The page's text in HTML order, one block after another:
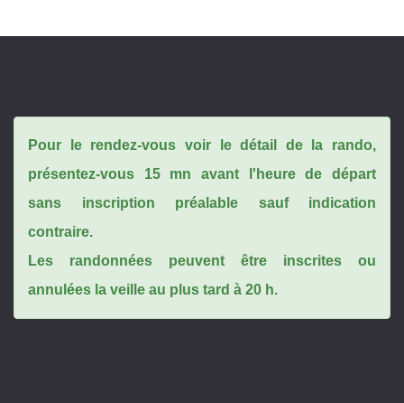
Pour le rendez-vous voir le détail de la rando,
présentez-vous 15 mn avant l'heure de départ
sans inscription préalable sauf indication
contraire.
Les randonnées peuvent être inscrites ou
annulées la veille au plus tard à 20 h.